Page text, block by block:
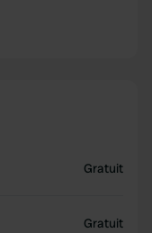
Gratuit
Gratuit